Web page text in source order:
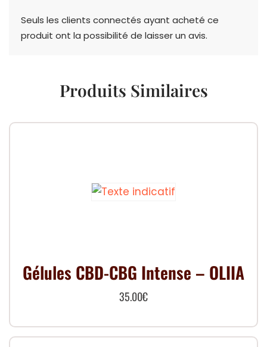
Seuls les clients connectés ayant acheté ce
produit ont la possibilité de laisser un avis.
Produits Similaires
Gélules CBD-CBG Intense – OLIIA
35.00€